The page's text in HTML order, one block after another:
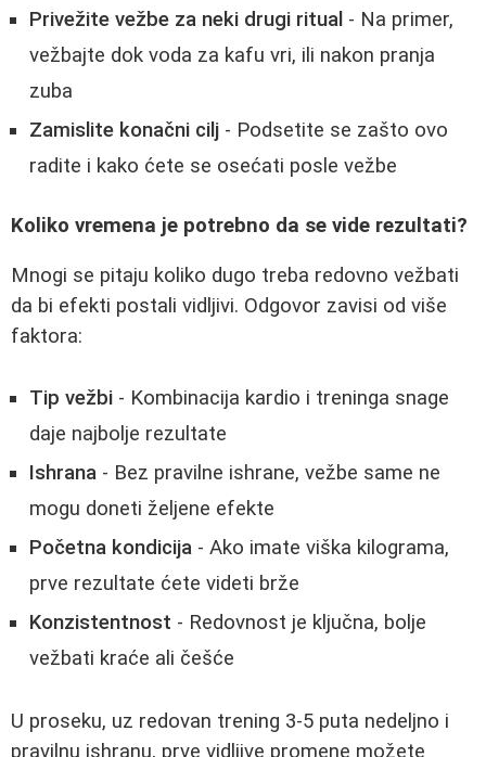
Privežite vežbe za neki drugi ritual - Na primer,
vežbajte dok voda za kafu vri, ili nakon pranja
zuba
Zamislite konačni cilj - Podsetite se zašto ovo
radite i kako ćete se osećati posle vežbe
Koliko vremena je potrebno da se vide rezultati?
Mnogi se pitaju koliko dugo treba redovno vežbati
da bi efekti postali vidljivi. Odgovor zavisi od više
faktora:
Tip vežbi - Kombinacija kardio i treninga snage
daje najbolje rezultate
Ishrana - Bez pravilne ishrane, vežbe same ne
mogu doneti željene efekte
Početna kondicija - Ako imate viška kilograma,
prve rezultate ćete videti brže
Konzistentnost - Redovnost je ključna, bolje
vežbati kraće ali češće
U proseku, uz redovan trening 3-5 puta nedeljno i
pravilnu ishranu, prve vidljive promene možete